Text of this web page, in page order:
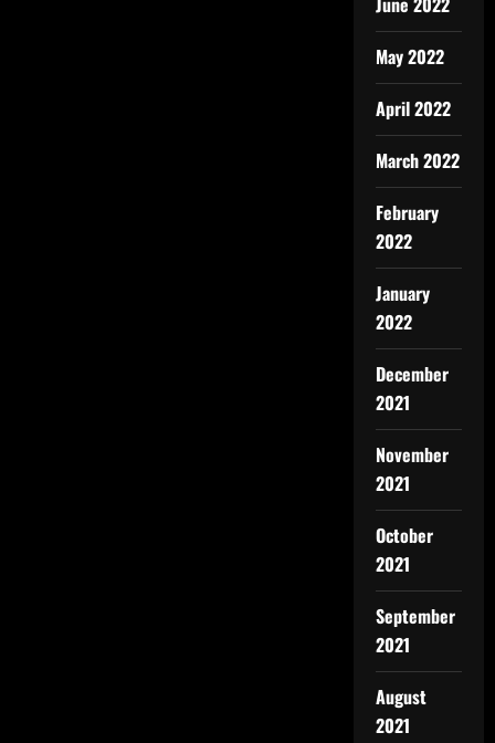
May 2022
April 2022
March 2022
February
2022
January
2022
December
2021
November
2021
October
2021
September
2021
August
2021